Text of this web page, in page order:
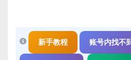
新手教程 账号内找不